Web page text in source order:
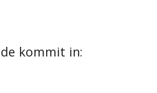
kommit in: